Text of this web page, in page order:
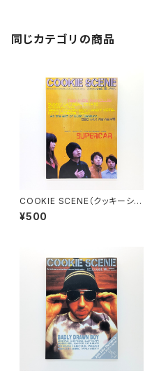
同じカテゴリの商品
COOKIE SCENE（クッキーシー
ン）Vol.16 2000年11月
¥500